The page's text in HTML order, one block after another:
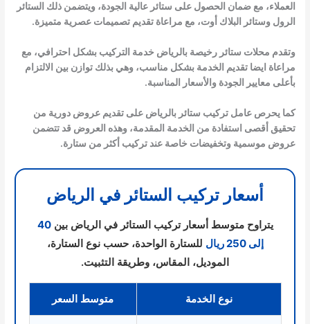
العملاء، مع ضمان الحصول على ستائر عالية الجودة، ويتضمن ذلك الستائر
الرول وستائر البلاك أوت، مع مراعاة تقديم تصميمات عصرية متميزة.
وتقدم محلات ستائر رخيصة بالرياض خدمة التركيب بشكل احترافي، مع
مراعاة ايضا تقديم الخدمة بشكل مناسب، وهي بذلك توازن بين الالتزام
بأعلى معايير الجودة والأسعار المناسبة.
كما يحرص عامل تركيب ستائر بالرياض على تقديم عروض دورية من
تحقيق أقصى استفادة من الخدمة المقدمة، وهذه العروض قد تتضمن
عروض موسمية وتخفيضات خاصة عند تركيب أكثر من ستارة.
أسعار تركيب الستائر في الرياض
يتراوح متوسط أسعار تركيب الستائر في الرياض بين40
إلى 250 ريال
للستارة الواحدة، حسب نوع الستارة،
الموديل، المقاس، وطريقة التثبيت.
نوع الخدمة متوسط السعر